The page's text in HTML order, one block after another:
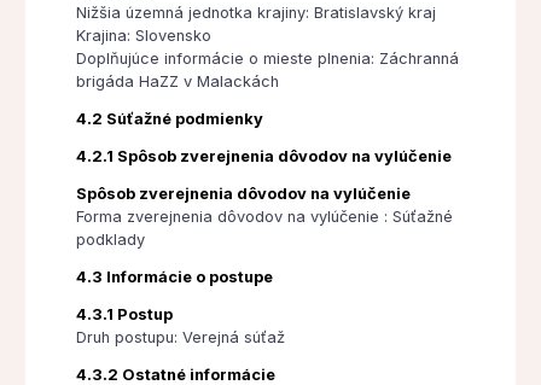
Nižšia územná jednotka krajiny: Bratislavský kraj
Krajina: Slovensko
Doplňujúce informácie o mieste plnenia: Záchranná
brigáda HaZZ v Malackách
4.2 Súťažné podmienky
4.2.1 Spôsob zverejnenia dôvodov na vylúčenie
Spôsob zverejnenia dôvodov na vylúčenie
Forma zverejnenia dôvodov na vylúčenie : Súťažné
podklady
4.3 Informácie o postupe
4.3.1 Postup
Druh postupu: Verejná súťaž
4.3.2 Ostatné informácie